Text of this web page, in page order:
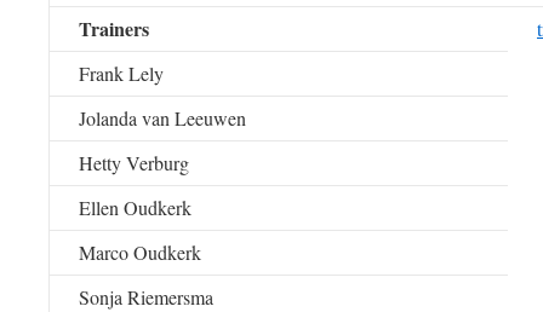
Trainers
Frank Lely
Jolanda van Leeuwen
Hetty Verburg
Ellen Oudkerk
Marco Oudkerk
Sonja Riemersma